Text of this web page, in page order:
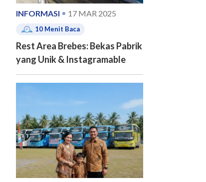
INFORMASI 17 MAR 2025
10 Menit Baca
Rest Area Brebes: Bekas Pabrik
yang Unik & Instagramable